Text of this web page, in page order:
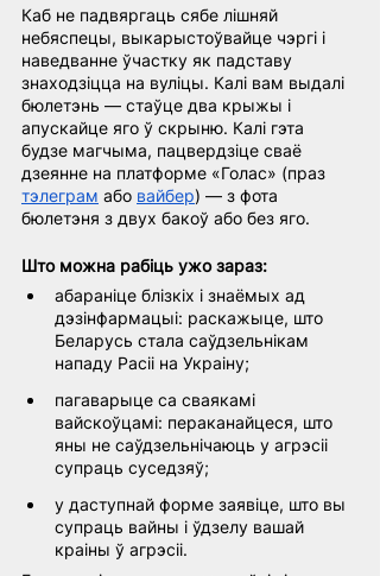
Каб не падвяргаць сябе лішняй
небяспецы, выкарыстоўвайце чэргі і
наведванне ўчастку як падставу
знаходзіцца на вуліцы. Калі вам выдалі
бюлетэнь — стаўце два крыжы і
апускайце яго ў скрыню. Калі гэта
будзе магчыма, пацвердзіце сваё
дзеянне на платформе «Голас» (праз
тэлеграм або вайбер) — з фота
бюлетэня з двух бакоў або без яго.
Што можна рабіць ужо зараз:
абараніце блізкіх і знаёмых ад
дэзінфармацыі: раскажыце, што
Беларусь стала саўдзельнікам
нападу Расіі на Украіну;
пагаварыце са сваякамі
вайскоўцамі: пераканайцеся, што
яны не саўдзельнічаюць у агрэсіі
супраць суседзяў;
у даступнай форме заявіце, што вы
супраць вайны і ўдзелу вашай
краіны ў агрэсіі.